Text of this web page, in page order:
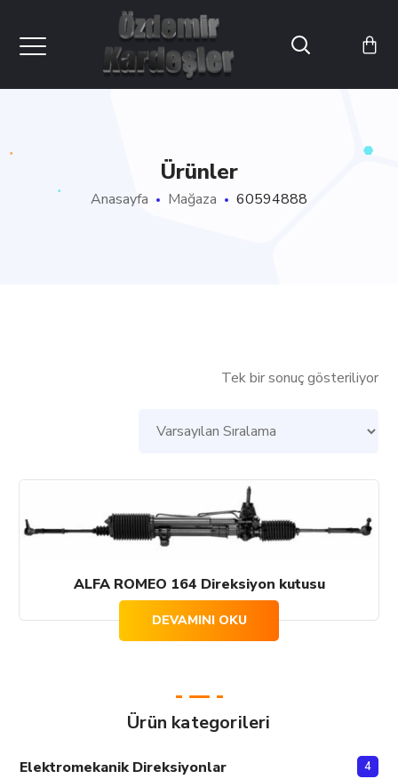
Ürünler
Anasayfa Mağaza 60594888
Tek bir sonuç gösteriliyor
ALFA ROMEO 164 Direksiyon kutusu
DEVAMINI OKU
Ürün kategorileri
Elektromekanik Direksiyonlar 4